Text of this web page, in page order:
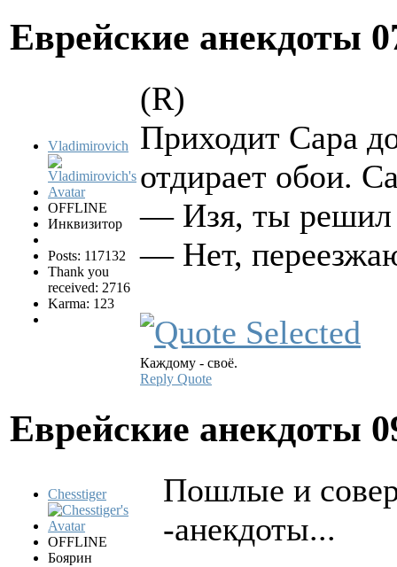
Еврейские анекдоты
Vladimirovich
OFFLINE
Инквизитор
Posts: 117132
Thank you
received: 2716
Karma: 123
(R)
Приходит Сара
отдирает обои.
— Изя, ты решил
— Нет,
Каждому - своё.
Reply Quote
Еврейские анекдоты
Chesstiger
OFFLINE
Боярин
Пошлые и
-анекдоты...